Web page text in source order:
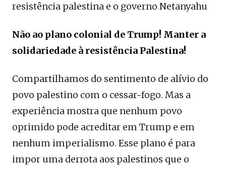
resistência palestina e o governo Netanyahu
Não ao plano colonial de Trump! Manter a
solidariedade à resistência Palestina!
Compartilhamos do sentimento de alívio do
povo palestino com o cessar-fogo. Mas a
experiência mostra que nenhum povo
oprimido pode acreditar em Trump e em
nenhum imperialismo. Esse plano é para
impor uma derrota aos palestinos que o